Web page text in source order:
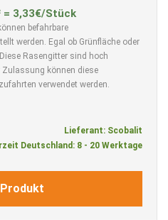
= 3,33€/Stück
befahrbare
werden. Egal ob Grünfläche oder
Rasengitter sind hoch
Zulassung können diese
verwendet werden.
Lieferant: Scobalit
Deutschland: 8 - 20 Werktage